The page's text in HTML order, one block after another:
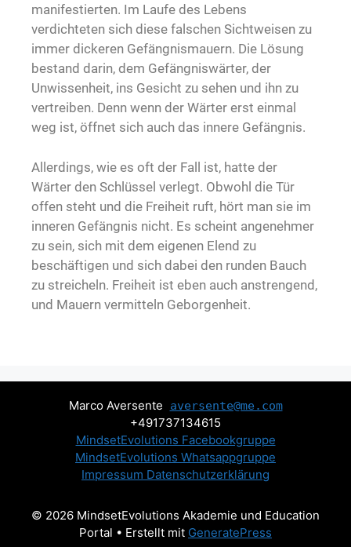
manifestierten. Im Laufe des Lebens
verdichteten sich diese falschen Sichtweisen zu
immer dickeren Gefängnismauern. Die Lösung
bestand darin, dem Gefängniswärter, der
Unwissenheit, ins Gesicht zu sehen und ihn zu
vertreiben. Denn wenn der Wärter erst einmal
weg ist, öffnet sich auch das innere Gefängnis.
Allerdings, wie es oft der Fall ist, hatte der
Wärter den Schlüssel verlegt. Obwohl die Tür
offen steht und die Freiheit ruft, hört man sie im
inneren Gefängnis nicht. Es scheint angenehmer
zu sein, sich mit dem eigenen Elend zu
beschäftigen und sich dabei den runden Bauch
zu streicheln. Freiheit ist eben auch anstrengend,
und Mauern vermitteln Geborgenheit.
Marco Aversente aversente@me.com
+491737134615
MindsetEvolutions Facebookgruppe
MindsetEvolutions Whatsappgruppe
Impressum Datenschutzerklärung
© 2026 MindsetEvolutions Akademie und Education
Portal • Erstellt mit GeneratePress